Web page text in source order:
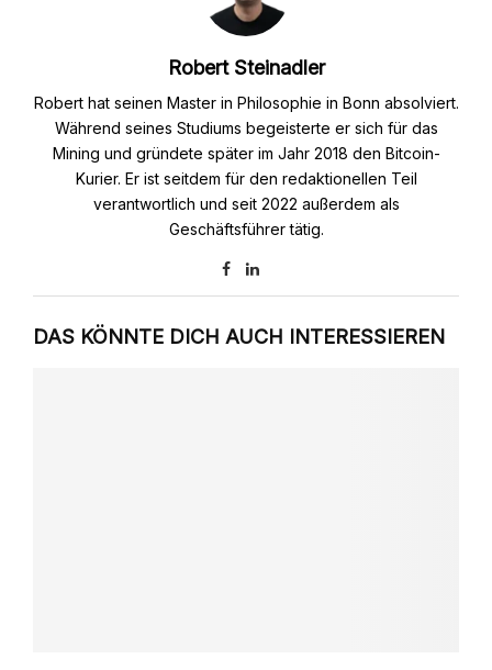
Robert Steinadler
Robert hat seinen Master in Philosophie in Bonn absolviert.
Während seines Studiums begeisterte er sich für das
Mining und gründete später im Jahr 2018 den Bitcoin-
Kurier. Er ist seitdem für den redaktionellen Teil
verantwortlich und seit 2022 außerdem als
Geschäftsführer tätig.
DAS KÖNNTE DICH AUCH INTERESSIEREN